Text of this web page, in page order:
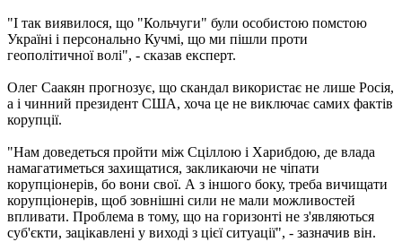
"І так виявилося, що "Кольчуги" були особистою помстою
Україні і персонально Кучмі, що ми пішли проти
геополітичної волі", - сказав експерт.
Олег Саакян прогнозує, що скандал використає не лише Росія,
а і чинний президент США, хоча це не виключає самих фактів
корупції.
"Нам доведеться пройти між Сціллою і Харибдою, де влада
намагатиметься захищатися, закликаючи не чіпати
корупціонерів, бо вони свої. А з іншого боку, треба вичищати
корупціонерів, щоб зовнішні сили не мали можливостей
впливати. Проблема в тому, що на горизонті не з'являються
суб'єкти, зацікавлені у виході з цієї ситуації", - зазначив він.